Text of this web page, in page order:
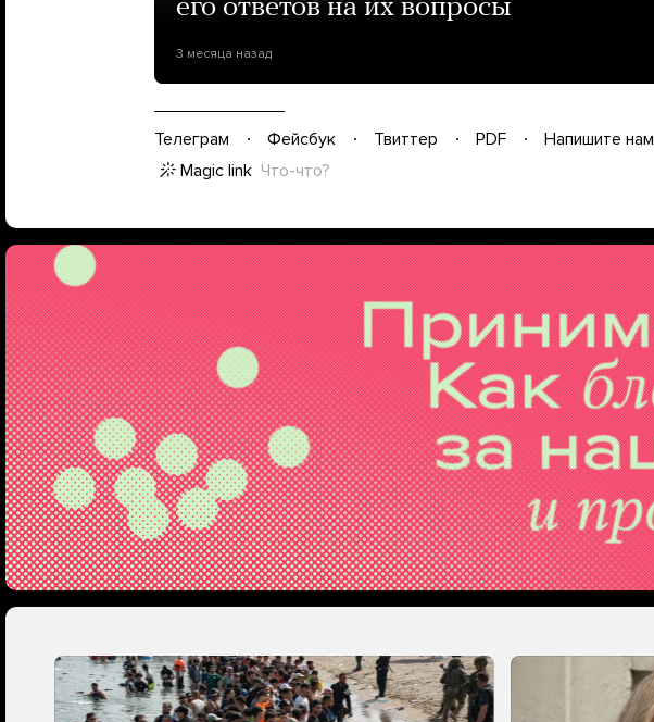
его ответов на их вопросы
3 месяца назад
Телеграм Фейсбук Твиттер PDF
Напишите нам
Magic link Что-что?